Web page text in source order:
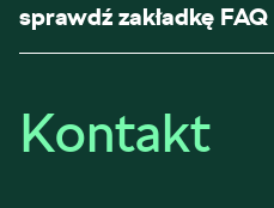
sprawdź zakładkę FAQ
Kontakt